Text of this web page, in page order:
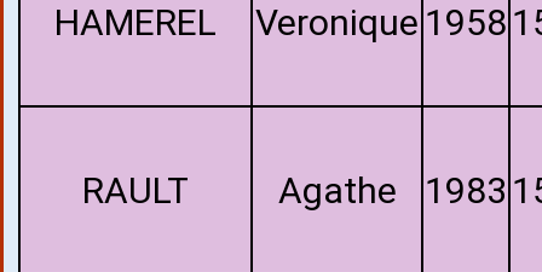
HAMEREL Veronique 1958
RAULT Agathe 1983